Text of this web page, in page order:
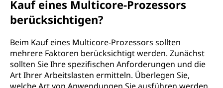
Kauf eines Multicore-Prozessors
berücksichtigen?
Beim Kauf eines Multicore-Prozessors sollten
mehrere Faktoren berücksichtigt werden. Zunächst
sollten Sie Ihre spezifischen Anforderungen und die
Art Ihrer Arbeitslasten ermitteln. Überlegen Sie,